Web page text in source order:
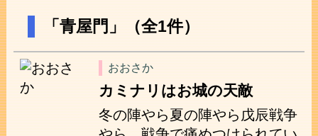
「青屋門」（全1件）
おおさか
カミナリはお城の天敵
冬の陣やら夏の陣やら戊辰戦争